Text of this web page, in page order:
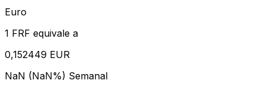
Euro
1 FRF equivale a
0,152449 EUR
NaN (NaN%) Semanal